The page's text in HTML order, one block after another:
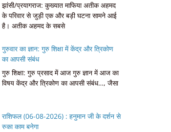
झांसी/प्रयागराज: कुख्यात माफिया अतीक अहमद
के परिवार से जुड़ी एक और बड़ी घटना सामने आई
है। अतीक अहमद के सबसे
गुरुवार का ज्ञान: गुरु शिक्षा में केंद्र और त्रिकोण
का आपसी संबंध
गुरु शिक्षा: गुरु प्रसाद में आज गुरु ज्ञान में आज का
विषय केंद्र और त्रिकोण का आपसी संबंध…, जैसा
राशिफल (06-08-2026) : हनुमान जी के दर्शन से
रुका काम बनेगा